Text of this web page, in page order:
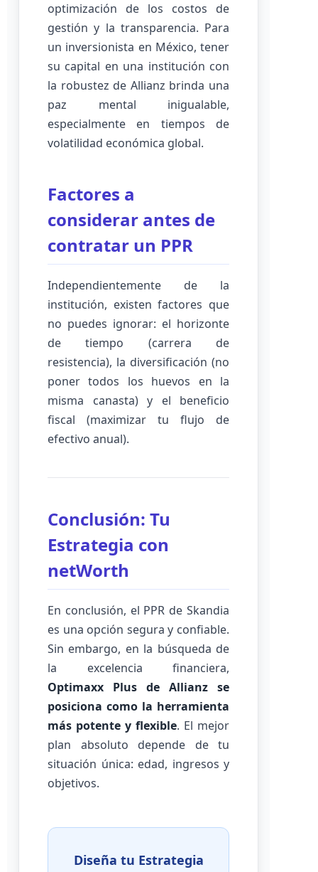
optimización de los costos de
gestión y la transparencia. Para
un inversionista en México, tener
su capital en una institución con
la robustez de Allianz brinda una
paz mental inigualable,
especialmente en tiempos de
volatilidad económica global.
Factores a
considerar antes de
contratar un PPR
Independientemente de la
institución, existen factores que
no puedes ignorar: el horizonte
de tiempo (carrera de
resistencia), la diversificación (no
poner todos los huevos en la
misma canasta) y el beneficio
fiscal (maximizar tu flujo de
efectivo anual).
Conclusión: Tu
Estrategia con
netWorth
En conclusión, el PPR de Skandia
es una opción segura y confiable.
Sin embargo, en la búsqueda de
la excelencia financiera,
Optimaxx Plus de Allianz se
posiciona como la herramienta
más potente y flexible. El mejor
plan absoluto depende de tu
situación única: edad, ingresos y
objetivos.
Diseña tu Estrategia